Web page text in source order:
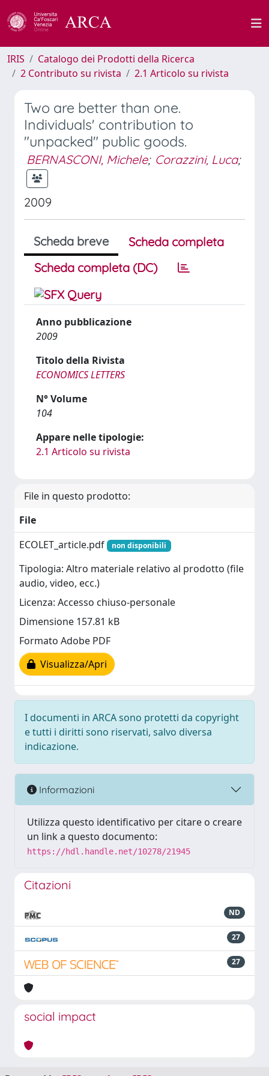
IRIS
Catalogo dei Prodotti della Ricerca
2 Contributo su rivista
2.1 Articolo su rivista
Two are better than one.
Individuals' contribution to
"unpacked" public goods.
BERNASCONI, Michele; Corazzini, Luca;
2009
Scheda breve
Scheda completa
Scheda completa (DC)
Anno pubblicazione
2009
Titolo della Rivista
ECONOMICS LETTERS
N° Volume
104
Appare nelle tipologie:
2.1 Articolo su rivista
File in questo prodotto:
File
ECOLET_article.pdf
non disponibili
Tipologia: Altro materiale relativo al prodotto (file
audio, video, ecc.)
Licenza: Accesso chiuso-personale
Dimensione 157.81 kB
Formato Adobe PDF
Visualizza/Apri
I documenti in ARCA sono protetti da copyright
e tutti i diritti sono riservati, salvo diversa
indicazione.
Informazioni
Utilizza questo identificativo per citare o creare
un link a questo documento:
https://hdl.handle.net/10278/21945
Citazioni
ND
27
27
social impact